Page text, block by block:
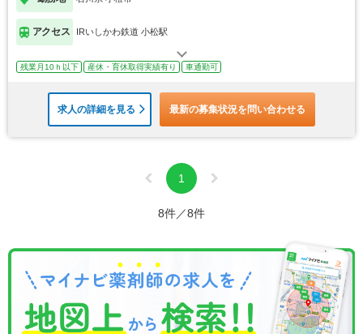
アクセス IRいしかわ鉄道 小松駅
残業月10ｈ以下 産休・育休取得実績有り 車通勤可
求人の詳細を見る 最新の募集状況を問い合わせる
1
8件／8件